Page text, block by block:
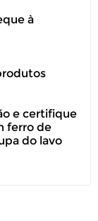
à
e certifique
ferro de
do lavo